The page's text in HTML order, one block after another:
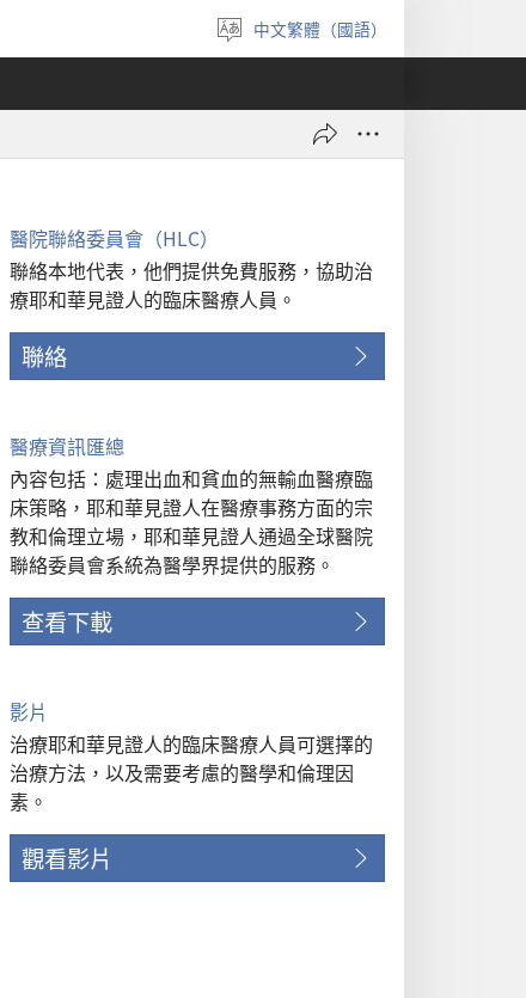
選
擇
言
中文繁體（國語）
醫院聯絡委員會（HLC）
聯絡本地代表，他們提供免費服務，協助治
療耶和華見證人的臨床醫療人員。
聯絡
醫療資訊匯總
內容包括：處理出血和貧血的無輸血醫療臨
床策略，耶和華見證人在醫療事務方面的宗
教和倫理立場，耶和華見證人通過全球醫院
聯絡委員會系統為醫學界提供的服務。
查看下載
影片
治療耶和華見證人的臨床醫療人員可選擇的
治療方法，以及需要考慮的醫學和倫理因
素。
觀看影片